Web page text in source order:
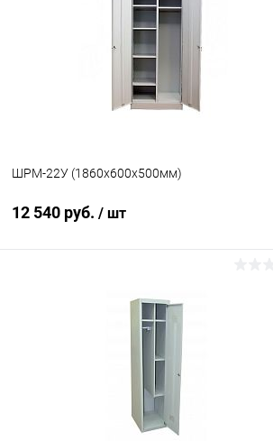
ШРМ-22У (1860х600х500мм)
12 540 руб. / шт